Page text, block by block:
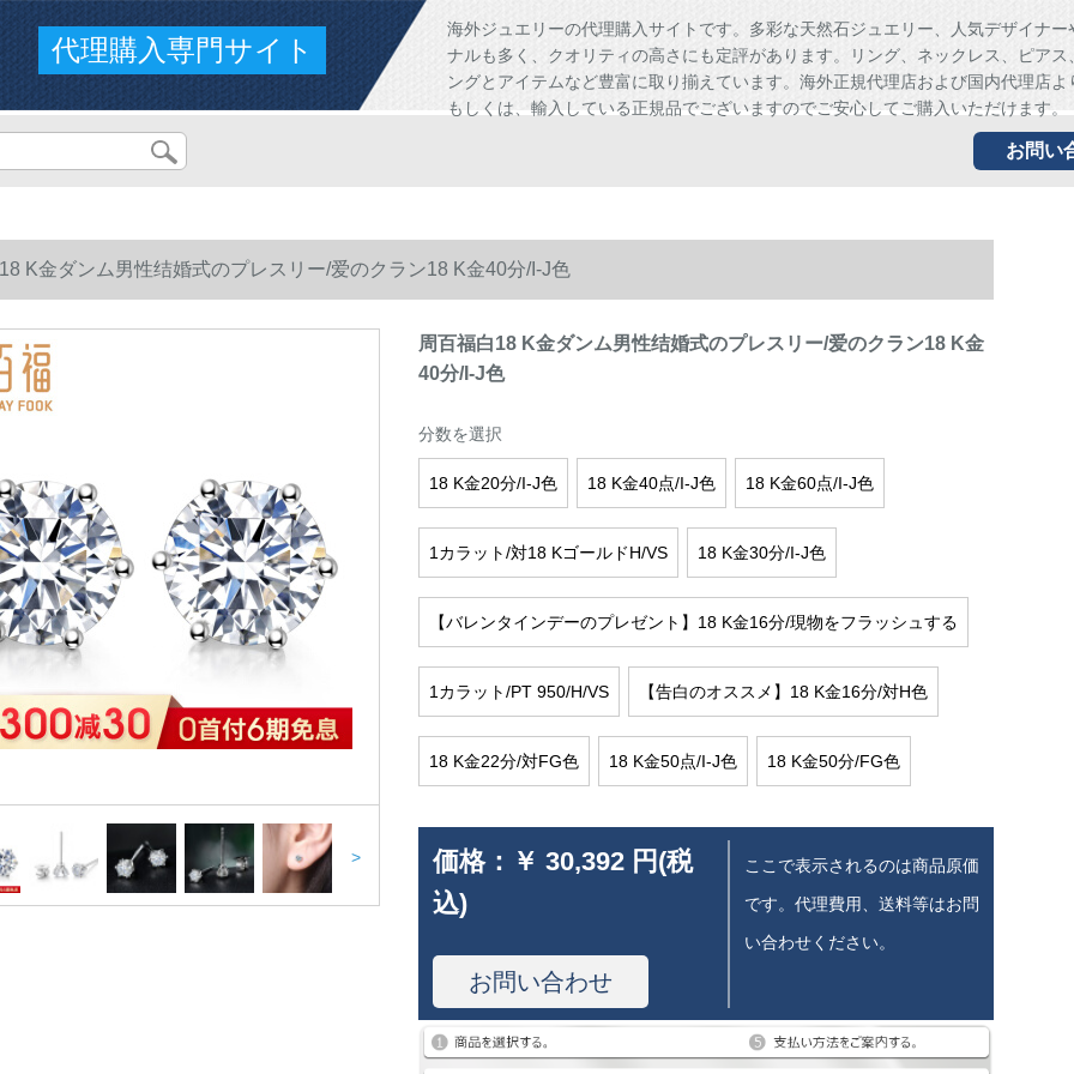
代理購入専門サイト
海外ジュエリーの代理購入サイトです。多彩な天然石ジュエリー、人気デザイナー
ナルも多く、クオリティの高さにも定評があります。リング、ネックレス、ピアス
ングとアイテムなど豊富に取り揃えています。海外正規代理店および国内代理店よ
もしくは、輸入している正規品でございますのでご安心してご購入いただけます。
お問い
K金ダンム男性结婚式のプレスリー/爱のクラン18 K金40分/I-J色
>
周百福白18 K金ダンム男性结婚式のプレスリー/爱のクラン18 K金
40分/I-J色
分数を選択
18 K金20分/I-J色 18 K金40点/I-J色 18 K金60点/I-J色
1カラット/対18 KゴールドH/VS 18 K金30分/I-J色
【バレンタインデーのプレゼント】18 K金16分/現物をフラッシュする
1カラット/PT 950/H/VS 【告白のオススメ】18 K金16分/対H色
18 K金22分/対FG色 18 K金50点/I-J色 18 K金50分/FG色
価格： ￥ 30,392 円(税
込)
お問い合わせ
ここで表示されるのは商品原価
です。代理費用、送料等はお問
い合わせください。